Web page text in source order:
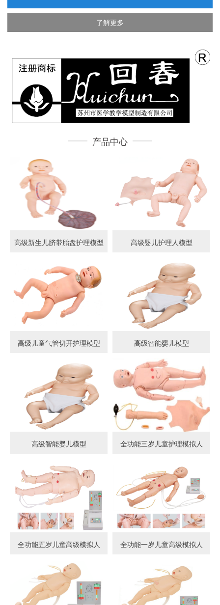
了解更多
产品中心
高级新生儿脐带胎盘护理模型 高级婴儿护理人模型
高级儿童气管切开护理模型 高级智能婴儿模型
高级智能婴儿模型 全功能三岁儿童护理模拟人
全功能五岁儿童高级模拟人 全功能一岁儿童高级模拟人